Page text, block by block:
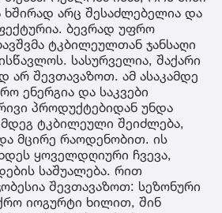
არც შესაძლებელია და
ბევრად უფრო
ტკბილეულთან ჯანსაღი
სასურველია, შაქარი
შევთავაზოთ. ამ ასაკამდე
ენერგია და საკვები
პროდუქტებიდან უნდა
ტკბილეული შეიძლება,
მცირე რაოდენობით. ის
ყოველდღიური ჩვევა,
საშუალება. რით
შევთავაზოთ: სეზონური
იოგურტი ხილით, შინ